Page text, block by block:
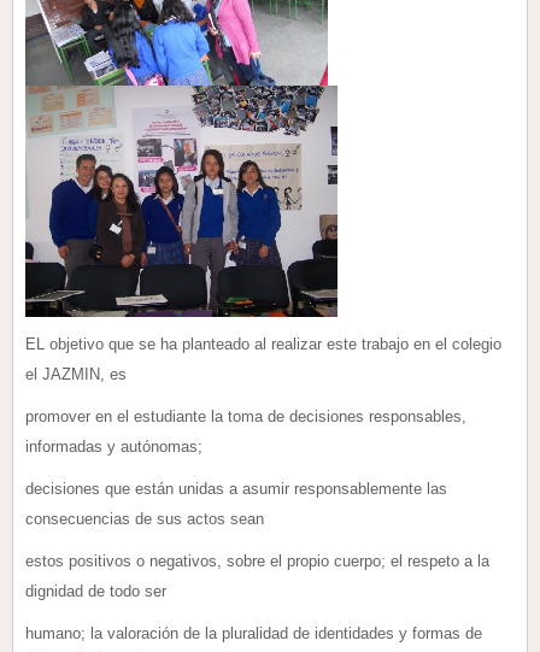
EL objetivo que se ha planteado al realizar este trabajo en el colegio
el JAZMIN, es
promover en el estudiante la toma de decisiones responsables,
informadas y autónomas;
decisiones que están unidas a asumir responsablemente las
consecuencias de sus actos sean
estos positivos o negativos, sobre el propio cuerpo; el respeto a la
dignidad de todo ser
humano; la valoración de la pluralidad de identidades y formas de